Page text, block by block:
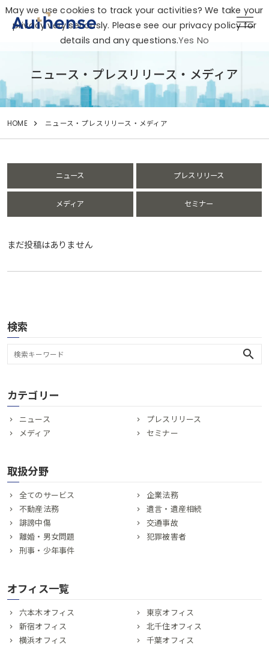
ニュース・プレスリリース・メディア
HOME ニュース・プレスリリース・メディア
ニュース プレスリリース
メディア セミナー
まだ投稿はありません
検索
search
カテゴリー
ニュース
プレスリリース
メディア
セミナー
取扱分野
全てのサービス
企業法務
不動産法務
遺言・遺産相続
誹謗中傷
交通事故
離婚・男女問題
犯罪被害者
刑事・少年事件
オフィス一覧
六本木オフィス
東京オフィス
新宿オフィス
北千住オフィス
横浜オフィス
千葉オフィス
May we use cookies to track your activities? We take your
privacy very seriously. Please see our privacy policy for
details and any questions.Yes No